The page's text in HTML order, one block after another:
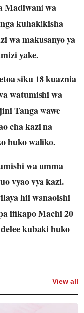
Madiwani wa
kuhakikisha
wa makusanyo ya
yake.
siku 18 kuaznia
watumishi wa
Tanga wawe
cha kazi na
huko waliko.
wa umma
vyao vya kazi.
hii wanaoishi
ifikapo Machi 20
kubaki huko
View all